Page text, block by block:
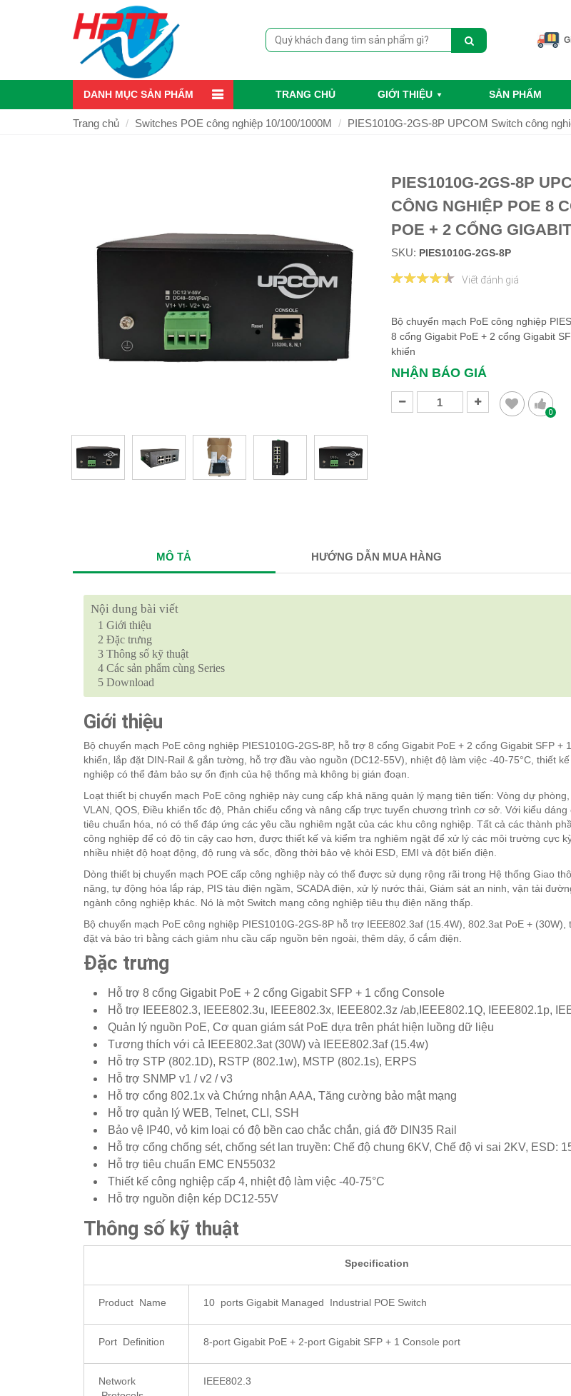
DANH MỤC SẢN PHẨM TRANG CHỦ GIỚI THIỆU SẢN PHẨM
Trang chủ Switches POE công nghiệp 10/100/1000M PIES1010G-2GS-8P UPCOM Switch công
PIES1010G-2GS-8P
CÔNG NGHIỆP POE 8
POE + 2 CỔNG
SKU: PIES1010G-2GS-8P
Viết đánh giá
Bộ chuyển mạch PoE công nghiệp
8 cổng Gigabit PoE + 2 cổng Gigabit
khiển
NHẬN BÁO GIÁ
0
MÔ TẢ HƯỚNG DẪN MUA HÀNG
Nội dung bài viết
1 Giới thiệu
2 Đặc trưng
3 Thông số kỹ thuật
4 Các sản phẩm cùng Series
5 Download
Giới thiệu
Bộ chuyển mạch PoE công nghiệp PIES1010G-2GS-8P, hỗ trợ 8 cổng Gigabit PoE + 2 cổng Gigabit SFP +
khiển, lắp đặt DIN-Rail & gắn tường, hỗ trợ đầu vào nguồn (DC12-55V), nhiệt độ làm việc -40-75°C, thiết
nghiệp có thể đảm bảo sự ổn định của hệ thống mà không bị gián đoạn.
Loạt thiết bị chuyển mạch PoE công nghiệp này cung cấp khả năng quản lý mạng tiên tiến: Vòng dự phòng,
VLAN, QOS, Điều khiển tốc độ, Phản chiếu cổng và nâng cấp trực tuyến chương trình cơ sở. Với kiểu
tiêu chuẩn hóa, nó có thể đáp ứng các yêu cầu nghiêm ngặt của các khu công nghiệp. Tất cả các thành
công nghiệp để có độ tin cậy cao hơn, được thiết kế và kiểm tra nghiêm ngặt để xử lý các môi trường cực
nhiều nhiệt độ hoạt động, độ rung và sốc, đồng thời bảo vệ khỏi ESD, EMI và đột biến điện.
Dòng thiết bị chuyển mạch POE cấp công nghiệp này có thể được sử dụng rộng rãi trong Hệ thống Giao
năng, tự động hóa lắp ráp, PIS tàu điện ngầm, SCADA điện, xử lý nước thải, Giám sát an ninh, vận tải
ngành công nghiệp khác. Nó là một Switch mạng công nghiệp tiêu thụ điện năng thấp.
Bộ chuyển mạch PoE công nghiệp PIES1010G-2GS-8P hỗ trợ IEEE802.3af (15.4W), 802.3at PoE + (30W),
đặt và bảo trì bằng cách giảm nhu cầu cấp nguồn bên ngoài, thêm dây, ổ cắm điện.
Đặc trưng
Hỗ trợ 8 cổng Gigabit PoE + 2 cổng Gigabit SFP + 1 cổng Console
Hỗ trợ IEEE802.3, IEEE802.3u, IEEE802.3x, IEEE802.3z /ab,IEEE802.1Q, IEEE802.1p,
Quản lý nguồn PoE, Cơ quan giám sát PoE dựa trên phát hiện luồng dữ liệu
Tương thích với cả IEEE802.3at (30W) và IEEE802.3af (15.4w)
Hỗ trợ STP (802.1D), RSTP (802.1w), MSTP (802.1s), ERPS
Hỗ trợ SNMP v1 / v2 / v3
Hỗ trợ cổng 802.1x và Chứng nhận AAA, Tăng cường bảo mật mạng
Hỗ trợ quản lý WEB, Telnet, CLI, SSH
Bảo vệ IP40, vỏ kim loại có độ bền cao chắc chắn, giá đỡ DIN35 Rail
Hỗ trợ cổng chống sét, chống sét lan truyền: Chế độ chung 6KV, Chế độ vi sai 2KV, ESD:
Hỗ trợ tiêu chuẩn EMC EN55032
Thiết kế công nghiệp cấp 4, nhiệt độ làm việc -40-75°C
Hỗ trợ nguồn điện kép DC12-55V
Thông số kỹ thuật
Specification
Product Name 10 ports Gigabit Managed Industrial POE Switch
Port Definition 8-port Gigabit PoE + 2-port Gigabit SFP + 1 Console port
Network
IEEE802.3